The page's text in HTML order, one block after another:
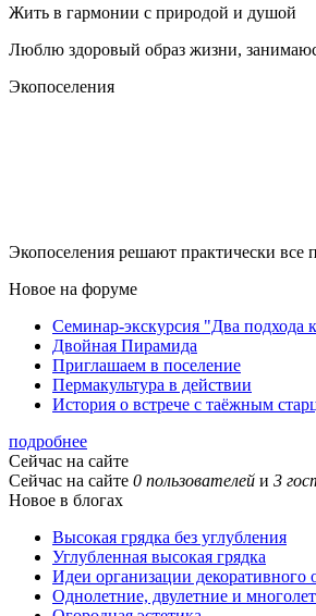
Жить в гармонии с природой и душой
Люблю здоровый образ жизни,
Экопоселения
Экопоселения решают практически все
Новое на форуме
Семинар-экскурсия "Два подхода
Двойная Пирамида
Приглашаем в поселение
Пермакультура в действии
История о встрече с таёжным
подробнее
Сейчас на сайте
Сейчас на сайте 0 пользователей и 3
Новое в блогах
Высокая грядка без углубления
Углубленная высокая грядка
Идеи организации декоративного
Однолетние, двулетние и